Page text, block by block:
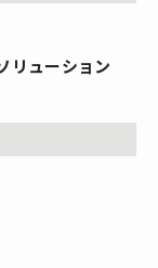
リューション